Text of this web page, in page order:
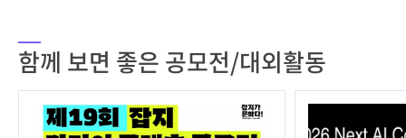
함께 보면 좋은 공모전/대외활동